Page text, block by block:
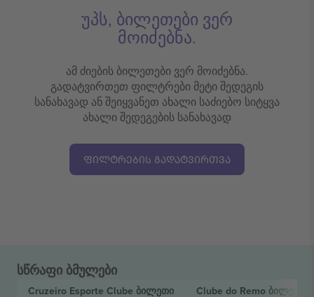
უპს, ბილეთები ვერ
მოიძებნა.
ამ ძიების ბილეთები ვერ მოიძებნა.
გადატვირთეთ ფილტრები მეტი შედეგის
სანახავად ან შეიყვანეთ ახალი საძიებო სიტყვა
ახალი შედეგების სანახავად
ᲤᲘᲚᲢᲠᲔᲑᲘᲡ ᲒᲐᲓᲐᲢᲕᲘᲠᲗᲕᲐ
სწრაფი ბმულები
Cruzeiro Esporte Clube ბილეთი Clube do Remo ბილეთი